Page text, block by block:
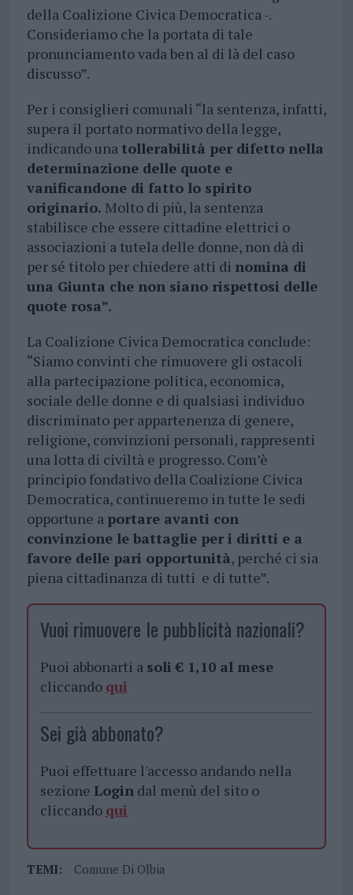
della Coalizione Civica Democratica -.
Consideriamo che la portata di tale
pronunciamento vada ben al di là del caso
discusso”.
Per i consiglieri comunali “la sentenza, infatti,
supera il portato normativo della legge,
indicando una tollerabilità per difetto nella
determinazione delle quote e
vanificandone di fatto lo spirito
originario. Molto di più, la sentenza
stabilisce che essere cittadine elettrici o
associazioni a tutela delle donne, non dà di
per sé titolo per chiedere atti di nomina di
una Giunta che non siano rispettosi delle
quote rosa”.
La Coalizione Civica Democratica conclude:
“Siamo convinti che rimuovere gli ostacoli
alla partecipazione politica, economica,
sociale delle donne e di qualsiasi individuo
discriminato per appartenenza di genere,
religione, convinzioni personali, rappresenti
una lotta di civiltà e progresso. Com’è
principio fondativo della Coalizione Civica
Democratica, continueremo in tutte le sedi
opportune a portare avanti con
convinzione le battaglie per i diritti e a
favore delle pari opportunità, perché ci sia
piena cittadinanza di tutti e di tutte”.
Vuoi rimuovere le pubblicità nazionali?
Puoi abbonarti a soli € 1,10 al mese
cliccando qui
Sei già abbonato?
Puoi effettuare l'accesso andando nella
sezione Logindal menù del sito o
cliccando qui
TEMI: Comune Di Olbia